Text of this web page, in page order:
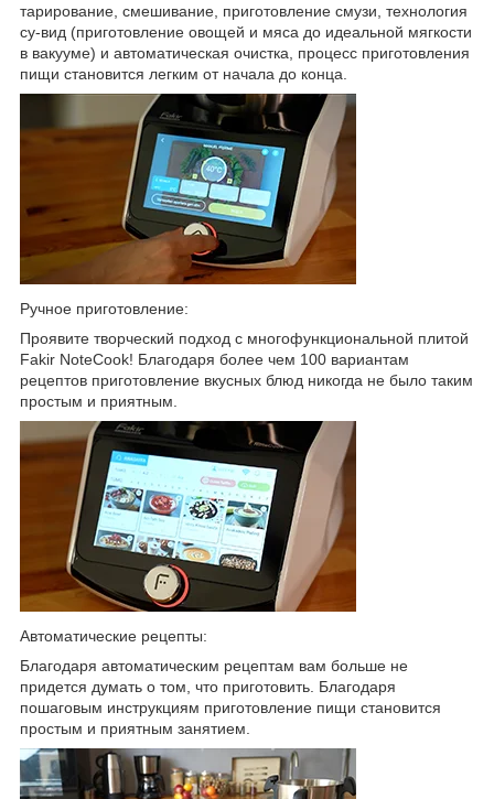
тарирование, смешивание, приготовление смузи, технология
су-вид (приготовление овощей и мяса до идеальной мягкости
в вакууме) и автоматическая очистка, процесс приготовления
пищи становится легким от начала до конца.
Ручное приготовление:
Проявите творческий подход с многофункциональной плитой
Fakir NoteCook! Благодаря более чем 100 вариантам
рецептов приготовление вкусных блюд никогда не было таким
простым и приятным.
Автоматические рецепты:
Благодаря автоматическим рецептам вам больше не
придется думать о том, что приготовить. Благодаря
пошаговым инструкциям приготовление пищи становится
простым и приятным занятием.